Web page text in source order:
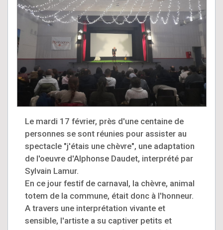
Le mardi 17 février, près d'une centaine de
personnes se sont réunies pour assister au
spectacle "j'étais une chèvre", une adaptation
de l'oeuvre d'Alphonse Daudet, interprété par
Sylvain Lamur.
En ce jour festif de carnaval, la chèvre, animal
totem de la commune, était donc à l'honneur.
A travers une interprétation vivante et
sensible, l'artiste a su captiver petits et